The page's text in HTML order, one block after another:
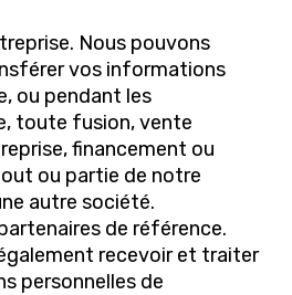
Nous pouvons
vos informations
ou pendant les
toute fusion, vente
financement ou
ou partie de notre
autre société.
de référence.
recevoir et traiter
personnelles de